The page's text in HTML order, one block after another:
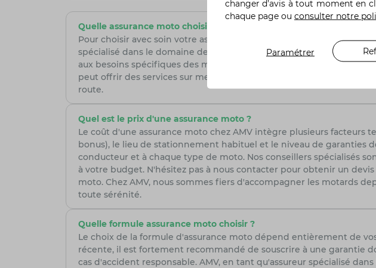
Quelle assurance moto choisir ?
Pour choisir avec soin votre assurance moto, il est primordial de
spécialisé dans le domaine de la moto, est une option à prendre
aux besoins spécifiques des motards, assurant ainsi une
peut offrir des services sur mesure et des conseils avisés, assurant
route.
Quel est le prix d'une assurance moto ?
Le coût d'une assurance moto chez AMV intègre plusieurs
bonus), le lieu de stationnement habituel et le niveau de garanties
conducteur et à chaque type de moto. Nos conseillers spécialisés
à votre budget. N'hésitez pas à nous contacter pour obtenir un
moto. Chez AMV, nous sommes fiers d'accompagner les motards
toute sérénité.
Quelle formule assurance moto choisir ?
Le choix de la formule d'assurance moto dépend entièrement de
récente, il est fortement recommandé de souscrire à une garantie
cas d'accident responsable. AMV, en tant qu'assureur spécialisé
changer d’avis à tout moment en
chaque page ou consulter notre
Paramétrer